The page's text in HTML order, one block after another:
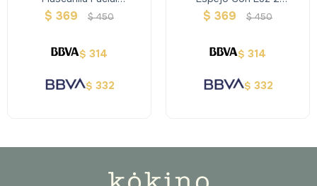
Comprimida 25 Unidades
$ 369 $450
$ 314
$ 332
Intensidades
$ 369 $450
$ 314
$ 332